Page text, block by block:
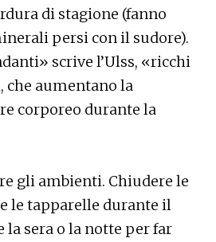
di stagione (fanno
persi con il sudore).
scrive l’Ulss, «ricchi
che aumentano la
corporeo durante la
gli ambienti. Chiudere le
le tapparelle durante il
la sera o la notte per far